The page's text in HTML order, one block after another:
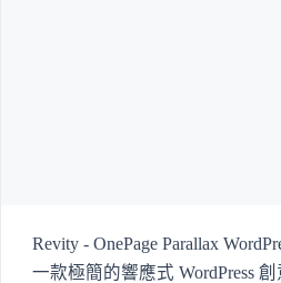
Revity - OnePage Parallax
一款極簡的響應式 WordPress